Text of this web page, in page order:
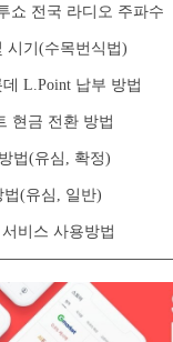
쇼 전국 라디오 주파수
시기(수목번식법)
L.Point 납부 방법
현금 전환 방법
법(유심, 확정)
(유심, 일반)
비스 사용방법